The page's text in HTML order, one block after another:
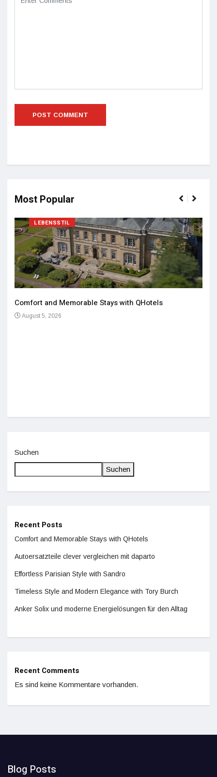
Most Popular
LEBENSSTIL
Comfort and Memorable Stays with QHotels
August 5, 2026
Suchen
Suchen
Recent Posts
Comfort and Memorable Stays with QHotels
Autoersatzteile clever vergleichen mit daparto
Effortless Parisian Style with Sandro
Timeless Style and Modern Elegance with Tory Burch
Anker Solix und moderne Energielösungen für den Alltag
Recent Comments
Es sind keine Kommentare vorhanden.
Blog Posts